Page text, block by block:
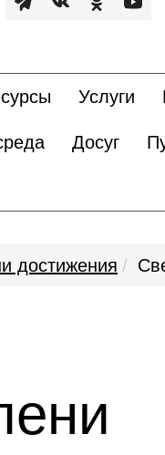
Услуги
Досуг
достижения